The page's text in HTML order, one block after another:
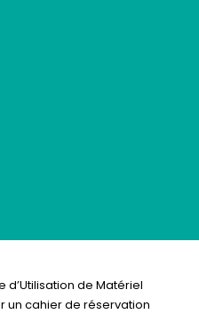
d’Utilisation de Matériel
un cahier de réservation